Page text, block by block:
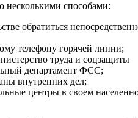
способами:
обратиться
телефону горячей линии;
труда и соцзащиты
департамент ФСС;
внутренних дел;
центры в своем